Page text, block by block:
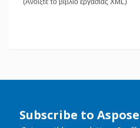
(Ανοίξτε το βιβλίο εργασίας XML)
Subscribe to